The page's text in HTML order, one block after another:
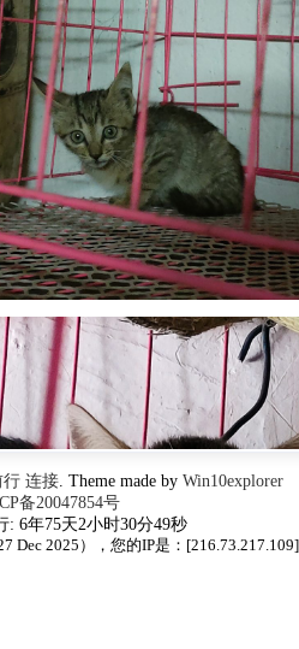
行 连接. Theme made by Win10explorer
备20047854号
: 6年75天2小时30分50秒
Dec 2025），您的IP是：[216.73.217.109]